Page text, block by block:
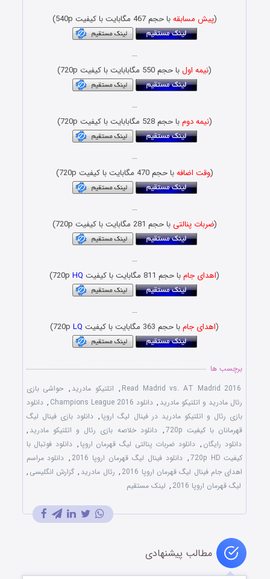
(پیش مسابقهبا حجم 467 مگابایت با کیفیت 540p)
…
(نیمه اولبا حجم 550 مگابابایت با کیفیت 720p)
…
(نیمه دومبا حجم 528 مگابابایت با کیفیت 720p)
…
(وقت اضافهبا حجم 470 مگابایت با کیفیت 720p)
…
(ضربات پنالتیبا حجم 281 مگابایت با کیفیت 720p)
…
(اهدای جامبا حجم 811 مگابایت با کیفیت 720p HQ
)
…
(اهدای جامبا حجم 363 مگابایت با کیفیت 720p LQ
)
برچسب ها
Read Madrid vs. AT Madrid 2016
, اتلتیکو مادرید , حواشی بازی
رئال مادرید و اتلتیکو مادرید , دانلود Champions League 2016 , دانلود
بازی رئال و اتلتیکو مادرید در فینال لیگ اروپا , دانلود بازی فینال لیگ
قهرمانان با کیفیت 720p
, دانلود خلاصه بازی رئال و اتلتیکو مادرید ,
دانلود رایگان , دانلود ضربات پنالتی لیگ قهرمان اروپا , دانلود فوتبال با
کیفیت 720p HD
, دانلود فینال لیگ قهرمان اروپا 2016 , دانلود مراسم
اهدای جام فینال لیگ قهرمان اروپا 2016
, رئال مادرید , گزارش انگلیسی ,
لیگ قهرمان اروپا 2016
, لینک مستقیم
مطالب پیشنهادی